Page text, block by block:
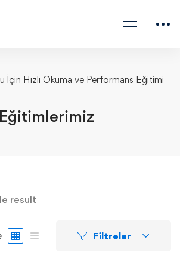
İçin Hızlı Okuma ve Performans Eğitimi
Eğitimlerimiz
result
Filtreler